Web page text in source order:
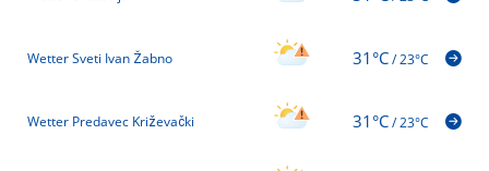
Wetter Sveti Ivan Žabno 31°C/23°C
Wetter Predavec Križevački 31°C/23°C